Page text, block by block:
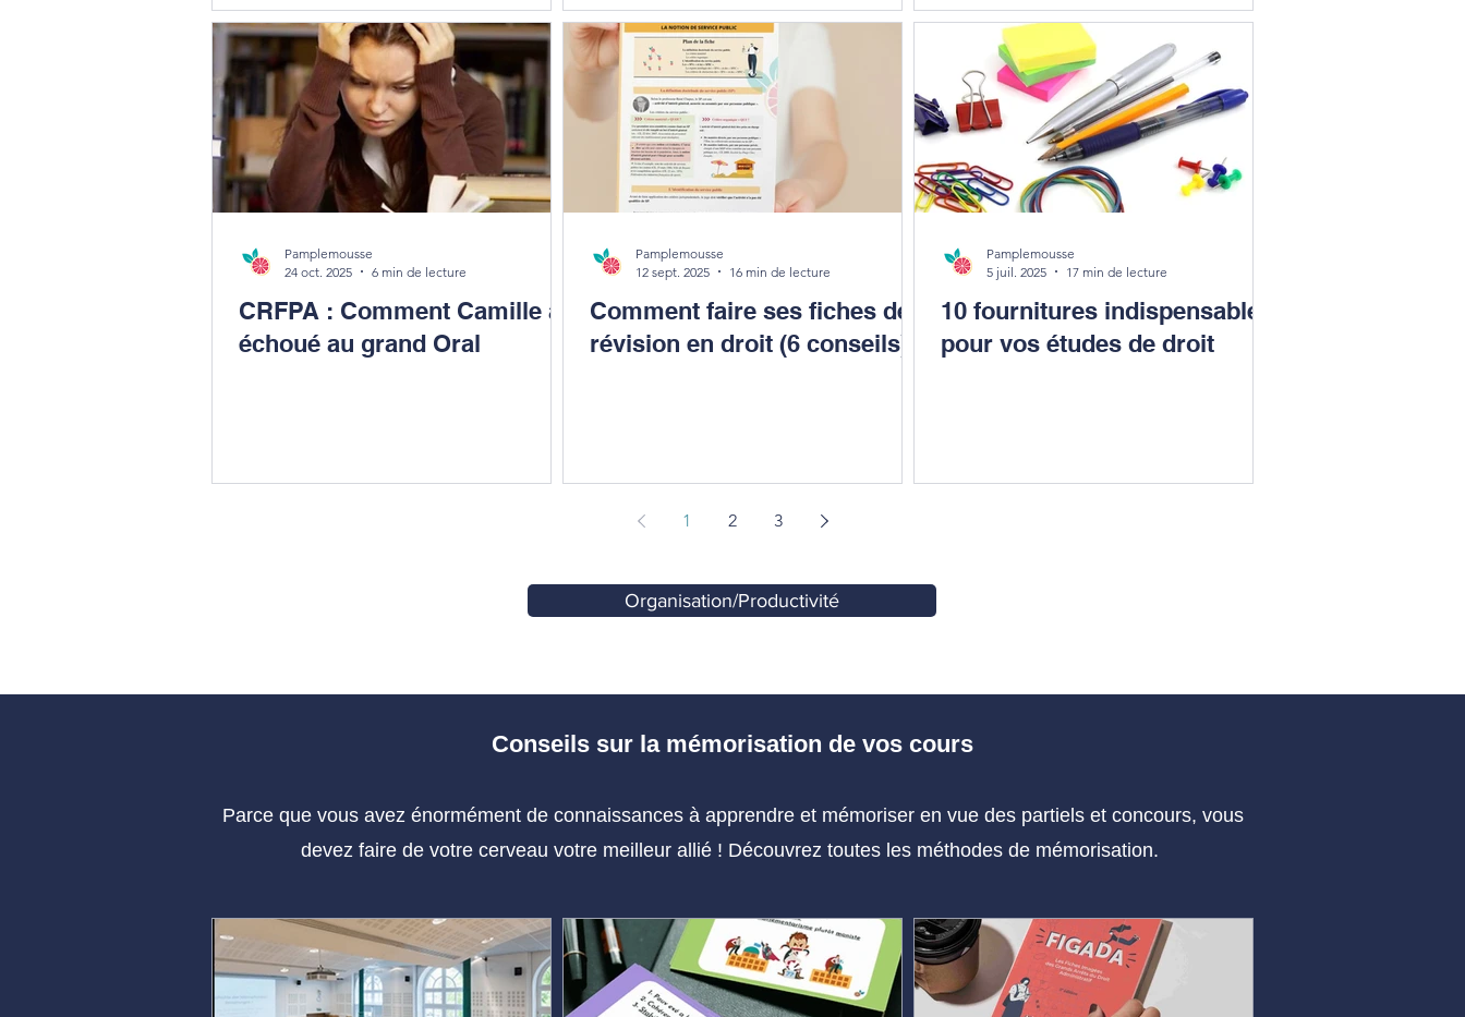
CRFPA : Comment Camille a
échoué au grand Oral
Pamplemousse
24 oct. 2025
6 min de lecture
Comment faire ses fiches de
révision en droit (6 conseils)
Pamplemousse
12 sept. 2025
16 min de lecture
10 fournitures indispensables
pour vos études de droit
Pamplemousse
5 juil. 2025
17 min de lecture
1 2 3
Organisation/Productivité
Conseils sur la mémorisation de vos cours
Parce que vous avez énormément de connaissances à apprendre et mémoriser en vue des partiels et concours, vous
devez faire de votre cerveau votre meilleur allié ! Découvrez toutes les méthodes de mémorisation.